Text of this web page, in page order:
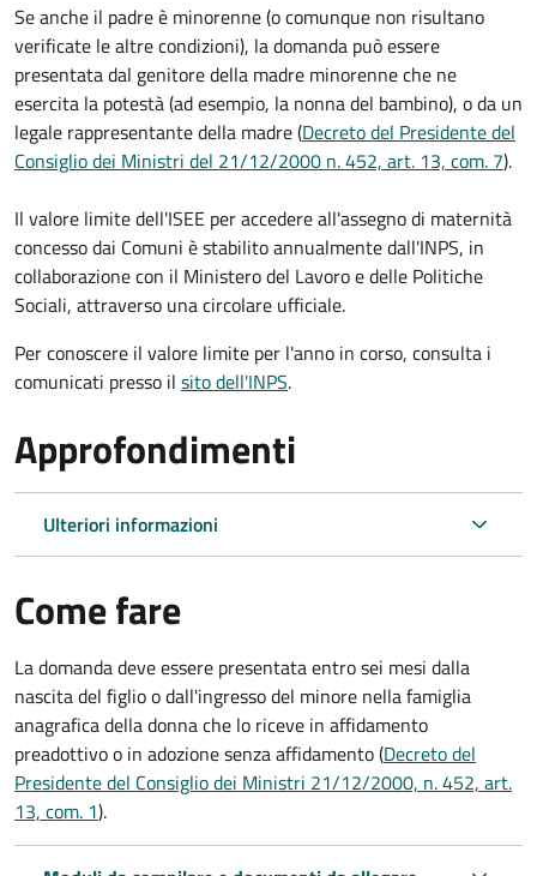
Se anche il padre è minorenne (o comunque non risultano
verificate le altre condizioni), la domanda può essere
presentata dal genitore della madre minorenne che ne
esercita la potestà (ad esempio, la nonna del bambino), o da un
legale rappresentante della madre (Decreto del Presidente del
Consiglio dei Ministri del 21/12/2000 n. 452, art. 13, com. 7).
Il valore limite dell'ISEE per accedere all'assegno di maternità
concesso dai Comuni è stabilito annualmente dall'INPS, in
collaborazione con il Ministero del Lavoro e delle Politiche
Sociali, attraverso una circolare ufficiale.
Per conoscere il valore limite per l'anno in corso, consulta i
comunicati presso il sito dell'INPS.
Approfondimenti
Ulteriori informazioni
Come fare
La domanda deve essere presentataentro sei mesi dalla
nascita del figlio o dall'ingresso del minore nella famiglia
anagrafica della donna che lo riceve in affidamento
preadottivo o in adozione senza affidamento (Decreto del
Presidente del Consiglio dei Ministri 21/12/2000, n. 452, art.
13, com. 1).